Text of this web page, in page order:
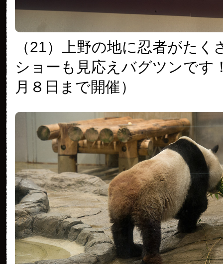
（21）上野の地に忍者がたく
ショーも見応えバグツンです
月８日まで開催）